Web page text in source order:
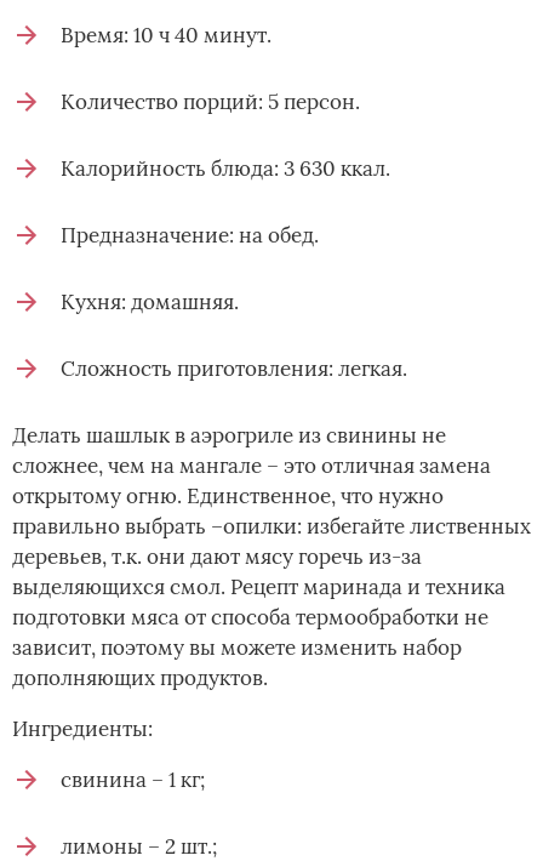
Время: 10 ч 40 минут.
Количество порций: 5 персон.
Калорийность блюда: 3 630 ккал.
Предназначение: на обед.
Кухня: домашняя.
Сложность приготовления: легкая.
Делать шашлык в аэрогриле из свинины не
сложнее, чем на мангале – это отличная замена
открытому огню. Единственное, что нужно
правильно выбрать –опилки: избегайте лиственных
деревьев, т.к. они дают мясу горечь из-за
выделяющихся смол. Рецепт маринада и техника
подготовки мяса от способа термообработки не
зависит, поэтому вы можете изменить набор
дополняющих продуктов.
Ингредиенты:
свинина – 1 кг;
лимоны – 2 шт.;